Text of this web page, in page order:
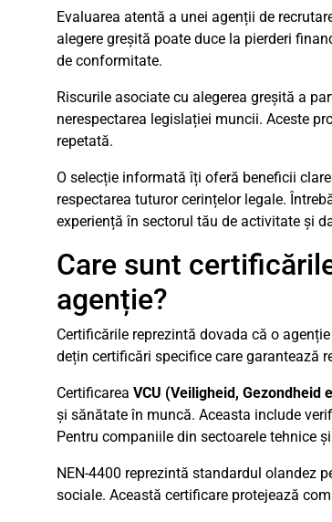
Evaluarea atentă a unei agenții de
alegere greșită poate duce la pierderi
de conformitate.
Riscurile asociate cu alegerea greșită a
nerespectarea legislației muncii. Aceste
repetată.
O selecție informată îți oferă beneficii
respectarea tuturor cerințelor legale.
experiență în sectorul tău de activitate și
Care sunt
agenție?
Certificările reprezintă dovada că o
dețin certificări specifice care garantează
Certificarea VCU (Veiligheid, Gezondheid
și sănătate în muncă. Aceasta include
Pentru companiile din sectoarele tehnice
NEN-4400 reprezintă standardul olandez
sociale. Această certificare protejează